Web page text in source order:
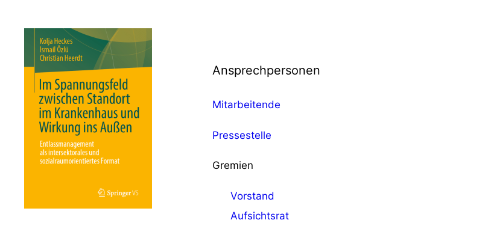
Ansprechpersonen
Mitarbeitende
Pressestelle
Gremien
Vorstand
Aufsichtsrat